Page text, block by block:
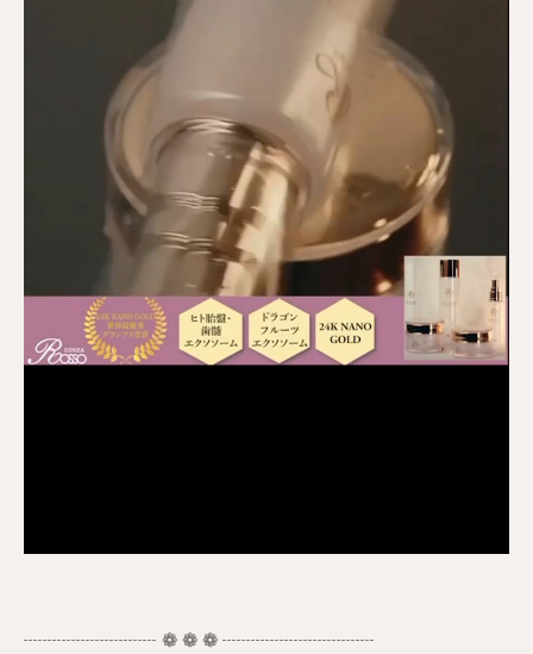
┈┈┈┈┈┈┈ ❁ ❁ ❁ ┈┈┈┈┈┈┈┈